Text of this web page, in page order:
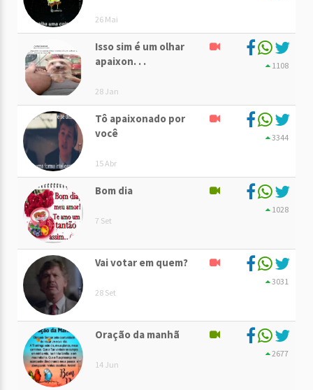
26 Mai
Isso sim é um olhar
apaixon. . .
28 Jan
1108
Tô apaixonado por
você
15 Abr
3344
Bom dia
7 Set
1028
Vai votar em quem?
28 Set
3031
Oração da manhã
14 Jun
2677